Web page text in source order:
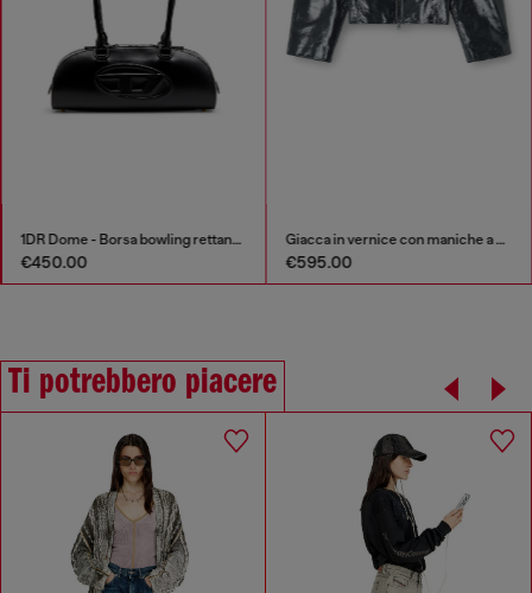
1DR Dome - Borsa bowling rettangolare in pelle
€450.00
Giacca in vernice con maniche a uovo
€595.00
Ti potrebbero piacere